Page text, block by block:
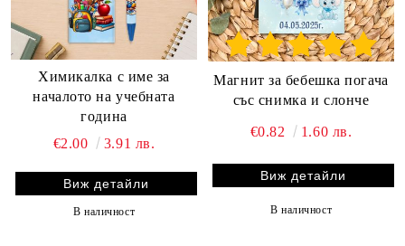
Химикалка с име за
началото на учебната
година
€2.00
3.91 лв.
Виж детайли
В наличност
Магнит за бебешка погача
със снимка и слонче
€0.82 1.60 лв.
Виж детайли
В наличност